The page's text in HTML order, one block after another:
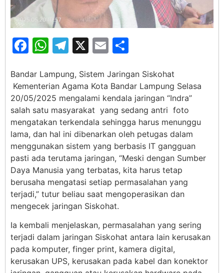
Facebook
WhatsApp
Telegram
X Email
Bandar Lampung, Sistem Jaringan Siskohat
Kementerian Agama Kota Bandar Lampung Selasa
20/05/2025 mengalami kendala jaringan “Indra”
salah satu masyarakat yang sedang antri foto
mengatakan terkendala sehingga harus menunggu
lama, dan hal ini dibenarkan oleh petugas dalam
menggunakan sistem yang berbasis IT gangguan
pasti ada terutama jaringan, “Meski dengan Sumber
Daya Manusia yang terbatas, kita harus tetap
berusaha mengatasi setiap permasalahan yang
terjadi,” tutur beliau saat mengoperasikan dan
mengecek jaringan Siskohat.
Ia kembali menjelaskan, permasalahan yang sering
terjadi dalam jaringan Siskohat antara lain kerusakan
pada komputer, finger print, kamera digital,
kerusakan UPS, kerusakan pada kabel dan konektor